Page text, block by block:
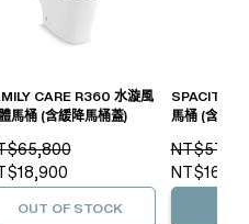
CARE R360 水漩風
馬桶 (含緩降馬桶蓋)
OUT OF STOCK
SPACITY
馬桶 (含